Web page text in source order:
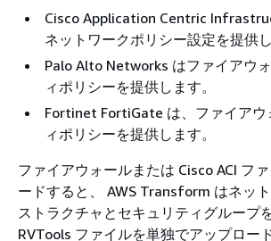
Cisco Application Centric
ネットワークポリシー設定を提供し
Palo Alto Networks はファイアウ
ィポリシーを提供します。
Fortinet FortiGate は、ファイアウ
ィポリシーを提供します。
ファイアウォールまたは Cisco ACI フ
ードすると、 AWS Transform はネッ
ストラクチャとセキュリティグループ
RVTools ファイルを単独でアップロー